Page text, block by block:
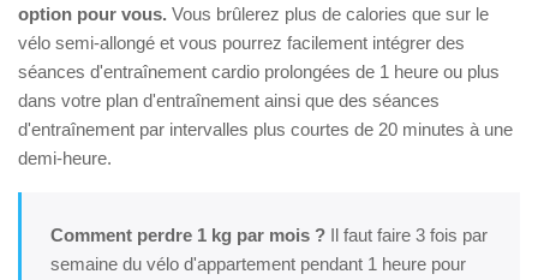
option pour vous. Vous brûlerez plus de calories que sur le
vélo semi-allongé et vous pourrez facilement intégrer des
séances d'entraînement cardio prolongées de 1 heure ou plus
dans votre plan d'entraînement ainsi que des séances
d'entraînement par intervalles plus courtes de 20 minutes à une
demi-heure.
Comment perdre 1 kg par mois ? Il faut faire 3 fois par
semaine du vélo d'appartement pendant 1 heure pour